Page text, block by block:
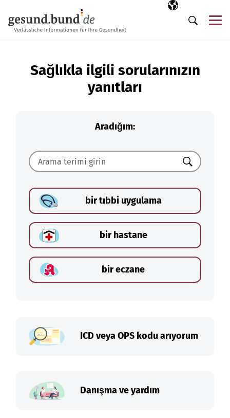
Seçili dil
TR
Arama
Sağlıkla ilgili sorularınızın
yanıtları
Aradığım:
Ara
bir tıbbi uygulama
bir hastane
bir eczane
ICD veya OPS kodu arıyorum
Danışma ve yardım